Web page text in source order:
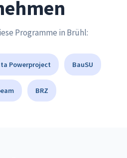
Programme in Brühl:
Powerproject BauSU
BRZ